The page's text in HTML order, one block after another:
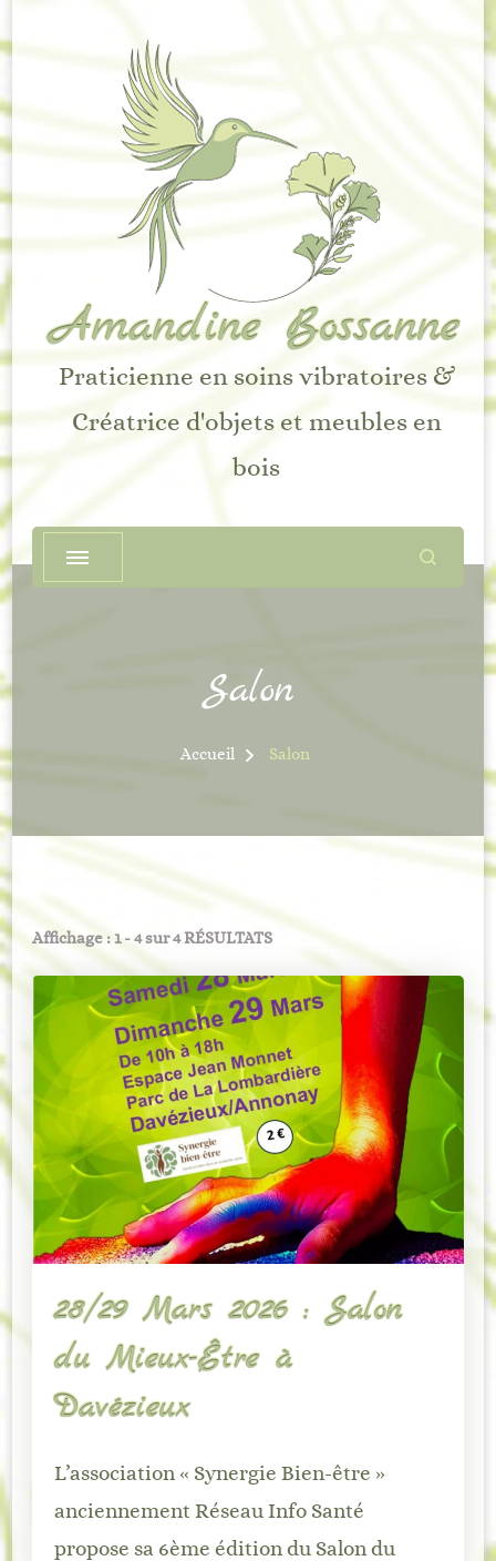
Amandine Bossanne
Praticienne en soins vibratoires &
Créatrice d'objets et meubles en
bois
Salon
Accueil Salon
Affichage : 1 - 4 sur 4 RÉSULTATS
28/29 Mars 2026 : Salon
du Mieux-Être à
Davézieux
L’association « Synergie Bien-être »
anciennement Réseau Info Santé
propose sa 6ème édition du Salon du